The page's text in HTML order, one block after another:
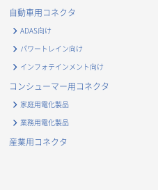
自動車用コネクタ
ADAS向け
パワートレイン向け
インフォテインメント向け
コンシューマー用コネクタ
家庭用電化製品
業務用電化製品
産業用コネクタ